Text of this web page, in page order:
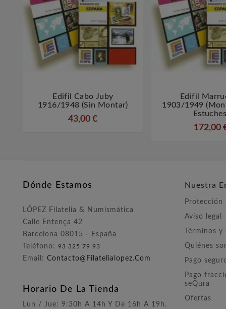
 
Edifil Cabo Juby
1916/1948 (sin Montar)
43,00 €

Edifil
1903/1949
172,00
Dónde Estamos
LÓPEZ Filatelia & Numismática
Calle Entença 42
Barcelona 08015 - España
Teléfono: 93 325 79 93
Email: Contacto@filatelialopez.com
Horario De La Tienda
Lun / Jue: 9:30h A 14h Y De 16h A 19h.
Nuestra
Protección
Aviso legal
Términos
Quiénes
Pago
Pago
seQura
Ofertas